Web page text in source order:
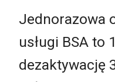
Jednorazowa
usługi BSA to
dezaktywację